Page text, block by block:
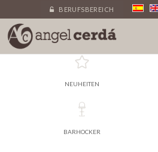
BERUFSBEREICH
NEUHEITEN
BARHOCKER